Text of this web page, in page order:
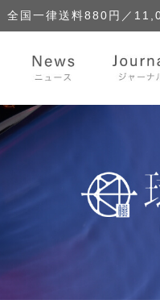
全国一律送料880円／